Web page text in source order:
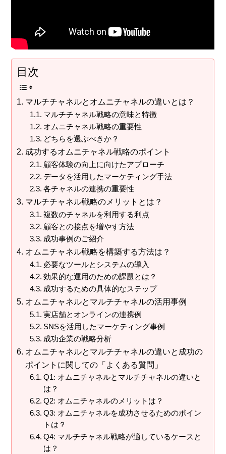
目次
マルチチャネルとオムニチャネルの違いとは？
マルチチャネル戦略の意味と特徴
オムニチャネル戦略の重要性
どちらを選ぶべきか？
成功するオムニチャネル戦略のポイント
顧客体験の向上に向けたアプローチ
データを活用したマーケティング手法
各チャネルの連携の重要性
マルチチャネル戦略のメリットとは？
複数のチャネルを利用する利点
顧客との接点を増やす方法
成功事例のご紹介
オムニチャネル戦略を構築する方法は？
必要なツールとシステムの導入
効果的な運用のための課題とは？
成功するための具体的なステップ
オムニチャネルとマルチチャネルの活用事例
実店舗とオンラインの連携例
SNSを活用したマーケティング事例
成功企業の戦略分析
オムニチャネルとマルチチャネルの違いと成功の
ポイントに関しての「よくある質問」
Q1: オムニチャネルとマルチチャネルの違いと
は？
Q2: オムニチャネルのメリットは？
Q3: オムニチャネルを成功させるためのポイン
トは？
Q4: マルチチャネル戦略が適しているケースと
は？